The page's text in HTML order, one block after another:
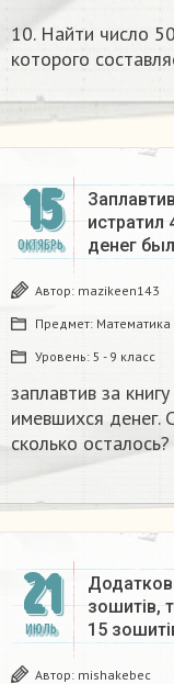
10. Найти число
которого
15
ОКТЯБРЬ
истратил
денег
Автор: mazikeen143
Предмет: Математика
Уровень: 5 - 9 класс
заплавтив за
имевшихся денег.
сколько осталось?​
21
ИЮЛЬ
зошитів,
15
Автор: mishakebec